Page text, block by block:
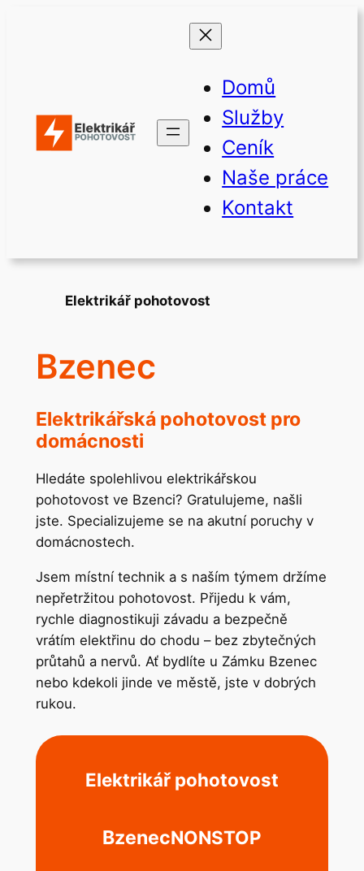
Domů
Služby
Ceník
Naše práce
Kontakt
Elektrikář pohotovost
Bzenec
Elektrikářská pohotovost pro
domácnosti
Hledáte spolehlivou elektrikářskou
pohotovost ve Bzenci? Gratulujeme, našli
jste. Specializujeme se na akutní poruchy v
domácnostech.
Jsem místní technik a s naším týmem držíme
nepřetržitou pohotovost. Přijedu k vám,
rychle diagnostikuji závadu a bezpečně
vrátím elektřinu do chodu – bez zbytečných
průtahů a nervů. Ať bydlíte u Zámku Bzenec
nebo kdekoli jinde ve městě, jste v dobrých
rukou.
Elektrikář pohotovost
BzenecNONSTOP